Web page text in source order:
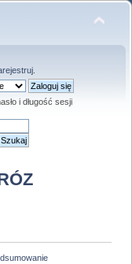
.
i długość sesji